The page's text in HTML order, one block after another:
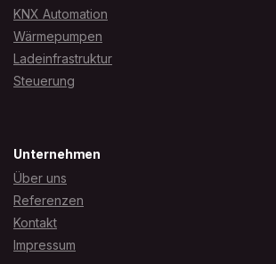
KNX Automation
Wärmepumpen
Ladeinfrastruktur
Steuerung
Unternehmen
Über uns
Referenzen
Kontakt
Impressum